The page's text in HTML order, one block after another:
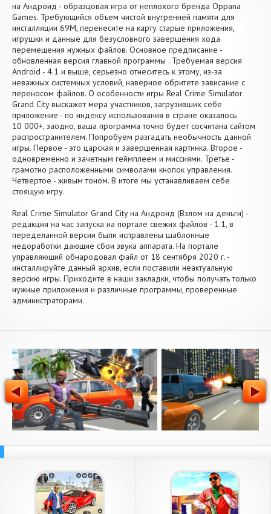
на Андроид - образцовая игра от неплохого бренда Oppana
Games. Требующийся объем чистой внутренней памяти для
инсталляции 69M, перенесите на карту старые приложения,
игрушки и данные для безусловного завершения хода
перемещения нужных файлов. Основное предписание -
обновленная версия главной программы . Требуемая версия
Android - 4.1 и выше, серьезно отнеситесь к этому, из-за
неважных системных условий, наверное обритете зависание с
переносом файлов. О особенности игры Real Crime Simulator
Grand City выскажет мера участников, загрузивших себе
приложение - по индексу использования в стране оказалось
10 000+, заодно, ваша программа точно будет сосчитана сайтом
распространителем. Попробуем разгадать необычность данной
игры. Первое - это царская и завершенная картинка. Второе -
одновременно и зачетным геймплеем и миссиями. Третье -
грамотно расположенными символами кнопок управления.
Четвертое - живым тоном. В итоге мы устанавливаем себе
стоящую игру.
Real Crime Simulator Grand City на Андроид (Взлом на деньги) -
редакция на час запуска на портале свежих файлов - 1.1, в
переделанной версии были исправлены шаблонные
недоработки дающие сбои звука аппарата. На портале
управляющий обнародовал файл от 18 сентября 2020 г. -
инсталлируйте данный архив, если поставили неактуальную
версию игры. Приходите в наши закладки, чтобы получать только
нужные приложения и различные программы, проверенные
администраторами.